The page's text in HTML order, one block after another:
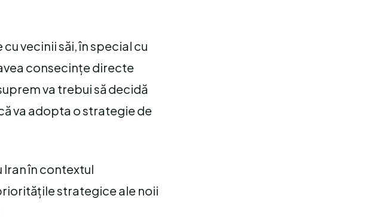
vecinii săi, în special cu
consecințe directe
va trebui să decidă
va adopta o strategie de
Iran în contextul
strategice ale noii